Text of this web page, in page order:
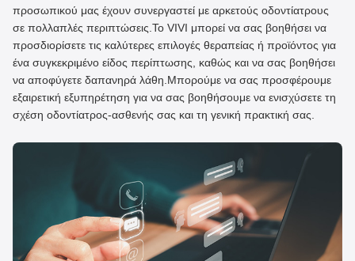
προσωπικού μας έχουν συνεργαστεί με αρκετούς οδοντίατρους
σε πολλαπλές περιπτώσεις.Το VIVI μπορεί να σας βοηθήσει να
προσδιορίσετε τις καλύτερες επιλογές θεραπείας ή προϊόντος για
ένα συγκεκριμένο είδος περίπτωσης, καθώς και να σας βοηθήσει
να αποφύγετε δαπανηρά λάθη.Μπορούμε να σας προσφέρουμε
εξαιρετική εξυπηρέτηση για να σας βοηθήσουμε να ενισχύσετε τη
σχέση οδοντίατρος-ασθενής σας και τη γενική πρακτική σας.